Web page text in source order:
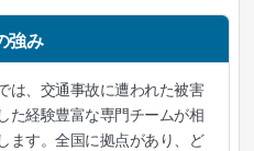
強み
は、交通事故に遭われた被害
た経験豊富な専門チームが相
ます。全国に拠点があり、ど